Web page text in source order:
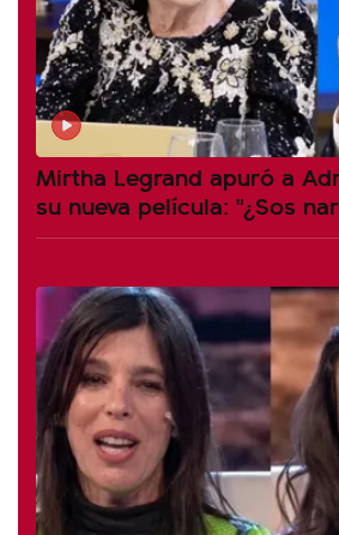
Mirtha Legrand apuró a
su nueva película: "¿Sos